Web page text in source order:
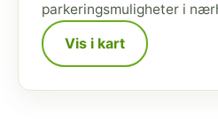
parkeringsmuligheter i
Vis i kart